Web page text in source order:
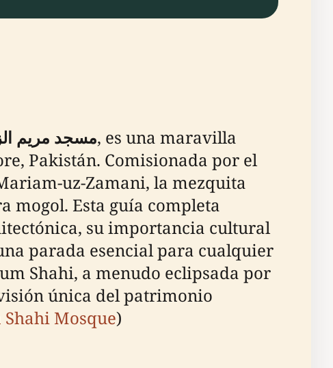
مسجد مریم, es una maravilla
Pakistán. Comisionada por el
uz-Zamani, la mezquita
mogol. Esta guía completa
su importancia cultural
parada esencial para cualquier
Shahi, a menudo eclipsada por
única del patrimonio
Shahi Mosque)